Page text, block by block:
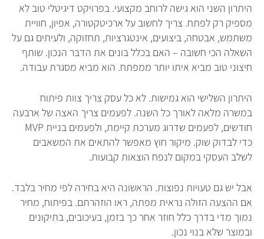
היתרון השני הוא גישה לרוחב מקצועי. בפרויקט דיגיטלי טוב לא
מספיק רק לפתח. צריך לחשוב על ארכיטקטורה, אפיון, חוויית
משתמש, אבטחה, ביצועים, אינטגרציות, תחזוקה, ולעיתים גם על
השאלה הכי חשובה – האם בכלל בונים את הדבר הנכון. שותף
חיצוני טוב מביא איתו יותר ממפתח. הוא מביא מסגרת עבודה.
היתרון השלישי הוא גמישות. לא כל עסק צריך צוות פיתוח
במשרה מלאה לאורך כל השנה. לפעמים צריך האצה של ארבעה
חודשים, לפעמים שדרוג מערכת קיימת, ולפעמים בניית MVP
כדי לבדוק שוק. מיקור חוץ מאפשר להתאים את המשאבים
לשלב העסקי במקום לנפח הוצאות קבועות.
אבל יש גם טעויות נפוצות. הראשונה היא בחירה לפי מחיר בלבד.
אם ההצעה הזולה נראית מפתה, ראו הוזהרתם. בפיתוח, מחיר
נמוך מדי בדרך כלל חוזר אחר כך בזמן, בעיכובים, בתיקונים
ובמוצר שלא בנוי נכון.